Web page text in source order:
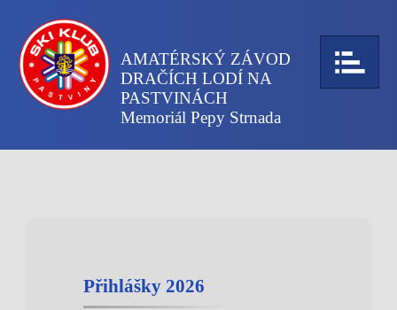
AMATÉRSKÝ ZÁVOD
DRAČÍCH LODÍ NA
PASTVINÁCH
Memoriál Pepy Strnada
Přihlášky 2026